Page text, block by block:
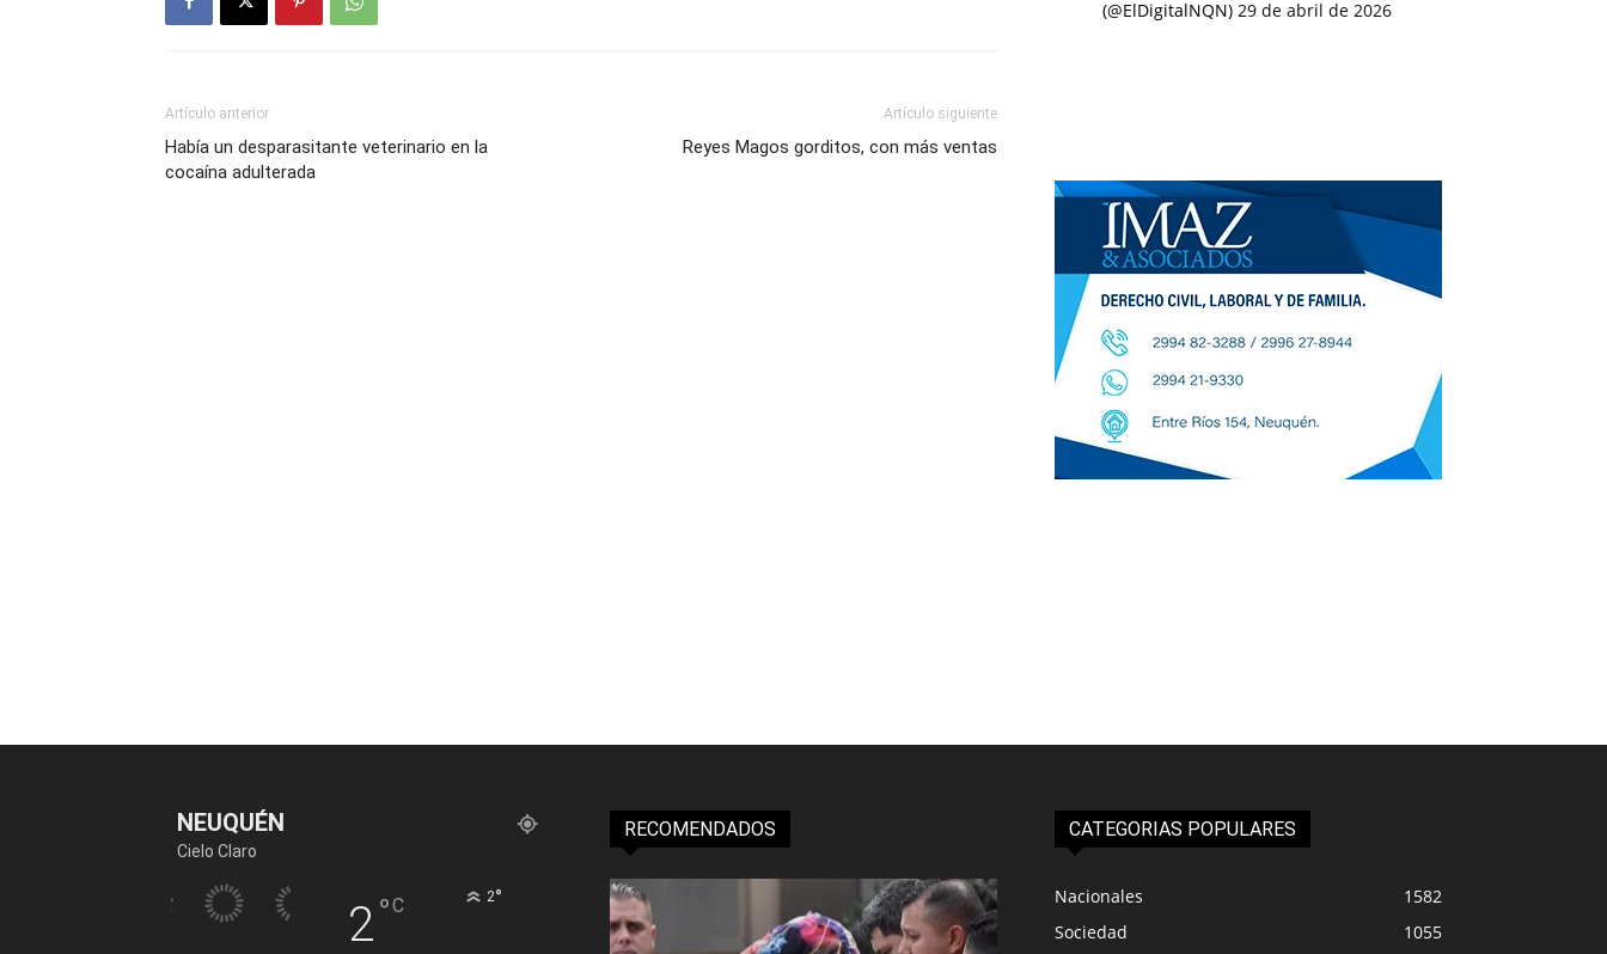
Artículo anterior
Había un desparasitante veterinario en la
cocaína adulterada
Artículo siguiente
Reyes Magos gorditos, con más ventas
(@ElDigitalNQN) 29 de abril de 2026
NEUQUÉN
Cielo Claro
2°C 2°
RECOMENDADOS CATEGORIAS POPULARES
Nacionales
1582
Sociedad
1055